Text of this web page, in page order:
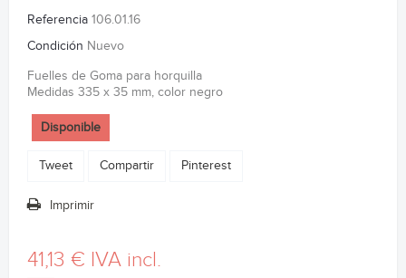
Referencia 106.01.16
Condición Nuevo
Fuelles de Goma para horquilla
Medidas 335 x 35 mm, color negro
Disponible
Tweet Compartir Pinterest
Imprimir
41,13 € IVA incl.